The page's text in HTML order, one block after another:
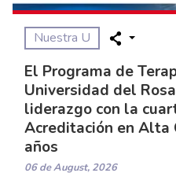
Nuestra U
El Programa de
Universidad del
liderazgo con la
Acreditación en Alta
años
06 de August, 2026